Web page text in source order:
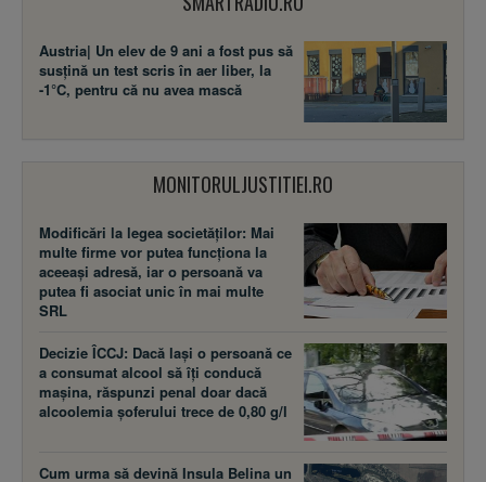
Austria| Un elev de 9 ani a fost pus să
susţină un test scris în aer liber, la
-1°C, pentru că nu avea mască
MONITORULJUSTITIEI.RO
Modificări la legea societăţilor: Mai
multe firme vor putea funcţiona la
aceeaşi adresă, iar o persoană va
putea fi asociat unic în mai multe
SRL
Decizie ÎCCJ: Dacă laşi o persoană ce
a consumat alcool să îţi conducă
maşina, răspunzi penal doar dacă
alcoolemia şoferului trece de 0,80 g/l
Cum urma să devină Insula Belina un